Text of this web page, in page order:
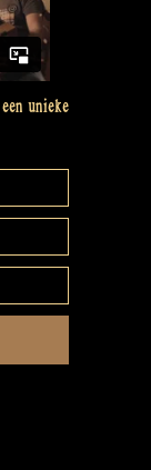
unieke